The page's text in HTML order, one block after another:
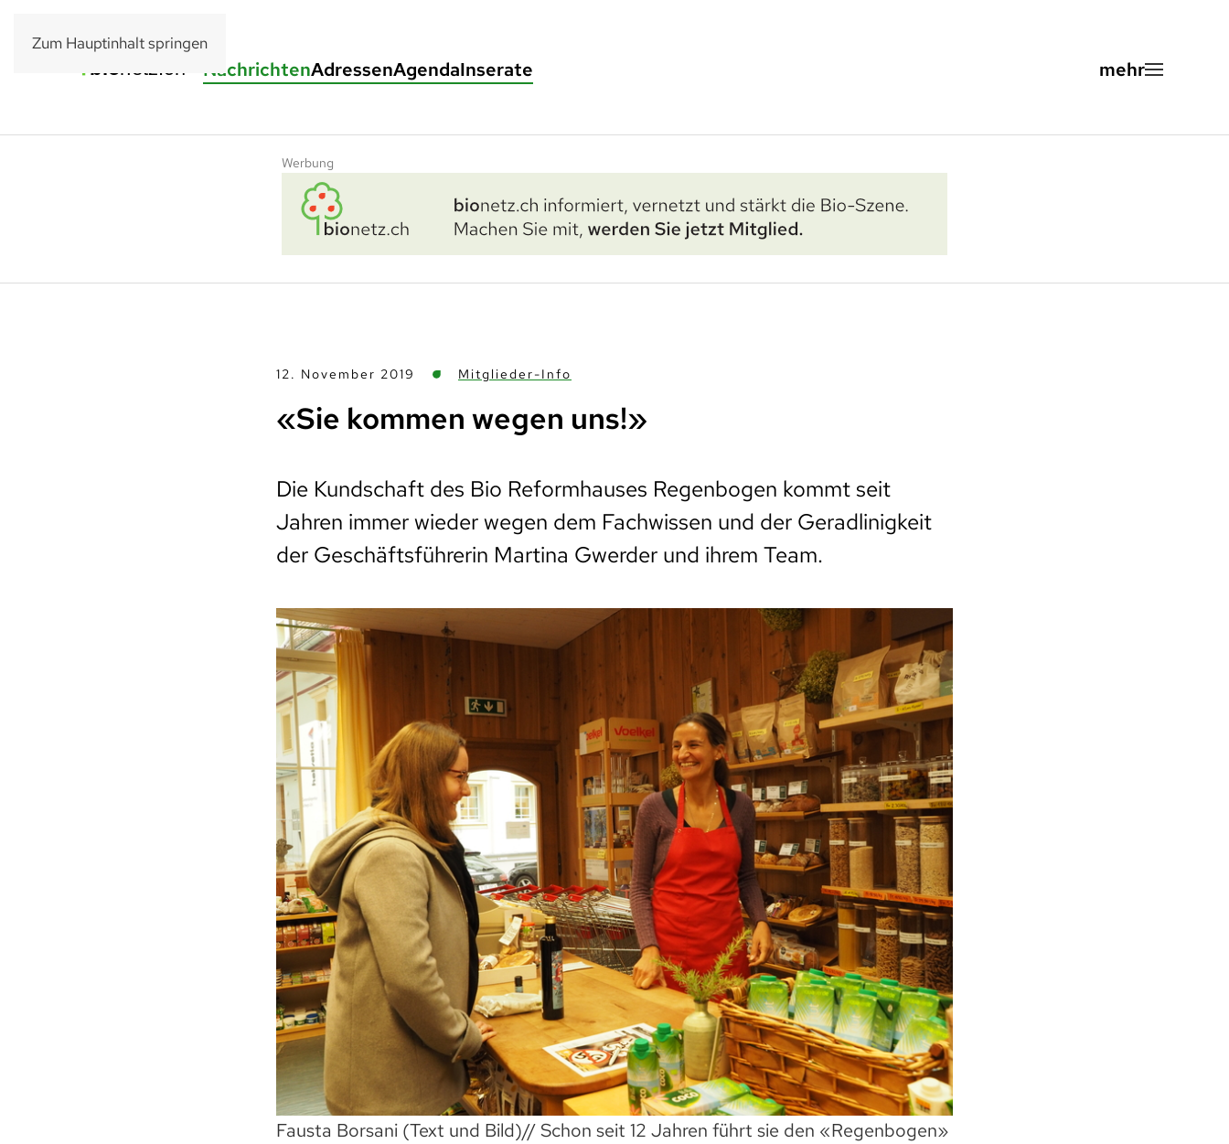
Zum Hauptinhalt springen
NachrichtenAdressenAgendaInserate
Werbung
12. November 2019 Mitglieder-Info
«Sie kommen wegen uns!»
Die Kundschaft des Bio Reformhauses Regenbogen kommt seit
Jahren immer wieder wegen dem Fachwissen und der Geradlinigkeit
der Geschäftsführerin Martina Gwerder und ihrem Team.
Fausta Borsani (Text und Bild)// Schon seit 12 Jahren führt sie den «Regenbogen»